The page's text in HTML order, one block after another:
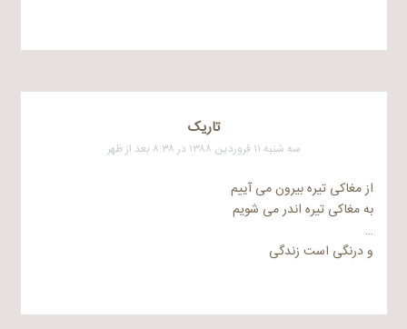
تاریک
سه شنبه ۱۱ فروردین ۱۳۸۸ در ۸:۳۸ بعد از ظهر
از مغاکی تیره بیرون می آییم
به مغاکی تیره اندر می شویم
…
و درنگی است زندگی